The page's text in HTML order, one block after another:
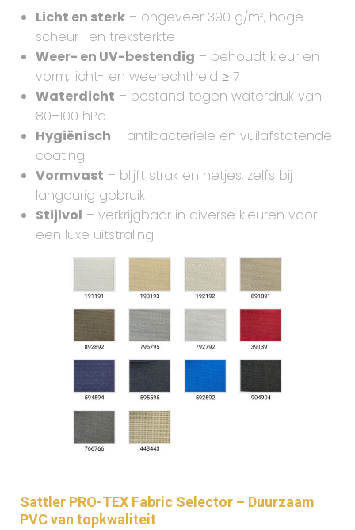
Licht en sterk – ongeveer 390 g/m², hoge
scheur- en treksterkte
Weer- en UV-bestendig – behoudt kleur en
vorm, licht- en weerechtheid ≥ 7
Waterdicht – bestand tegen waterdruk van
80–100 hPa
Hygiënisch – antibacteriële en vuilafstotende
coating
Vormvast – blijft strak en netjes, zelfs bij
langdurig gebruik
Stijlvol – verkrijgbaar in diverse kleuren voor
een luxe uitstraling
Sattler PRO-TEX Fabric Selector – Duurzaam
PVC van topkwaliteit